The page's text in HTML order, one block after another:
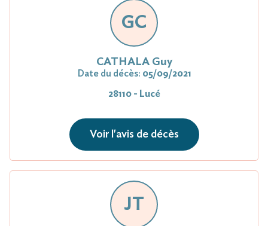
GC
CATHALA Guy
Date du décès: 05/09/2021
28110 - Lucé
Voir l'avis de décès
JT